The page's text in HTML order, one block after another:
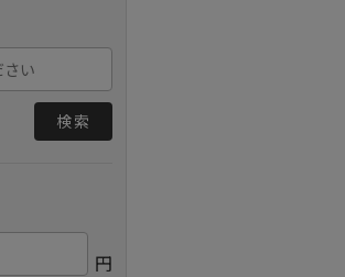
検索
円